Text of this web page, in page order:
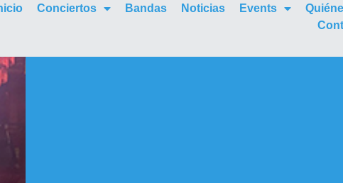
Conciertos Bandas Noticias Events